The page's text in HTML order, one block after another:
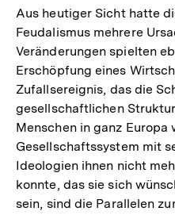
Aus heutiger Sicht hatte
Feudalismus mehrere
Veränderungen spielten
Erschöpfung eines
Zufallsereignis, das die
gesellschaftlichen
Menschen in ganz Europa
Gesellschaftssystem mit
Ideologien ihnen nicht
konnte, das sie sich
sein, sind die Parallelen